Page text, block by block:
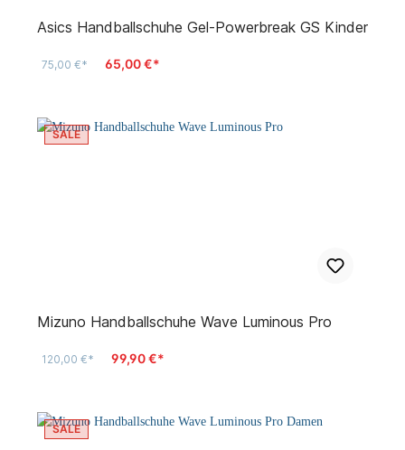
Asics Handballschuhe Gel-Powerbreak GS Kinder
75,00 €* 65,00 €*
SALE
Mizuno Handballschuhe Wave Luminous Pro
120,00 €* 99,90 €*
SALE